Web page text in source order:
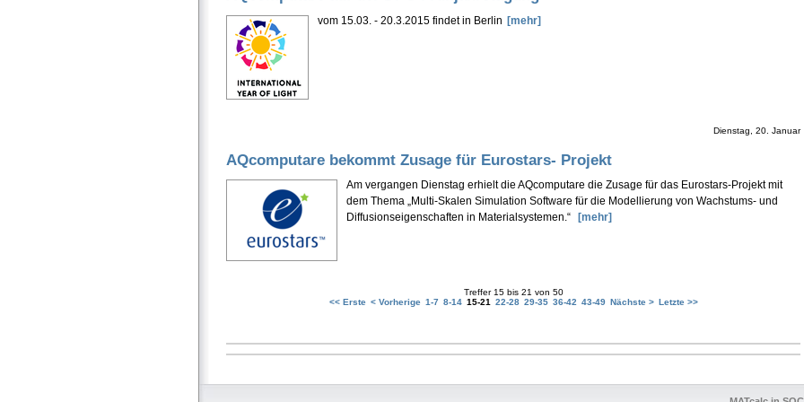
vom 15.03. - 20.3.2015 findet in Berlin [mehr]
Dienstag, 20. Januar
AQcomputare bekommt Zusage für Eurostars- Projekt
Am vergangen Dienstag erhielt die AQcomputare die Zusage für das Eurostars-Projekt mit
dem Thema „Multi-Skalen Simulation Software für die Modellierung von Wachstums- und
Diffusionseigenschaften in Materialsystemen.“
[mehr]
Treffer 15 bis 21 von 50
<< Erste < Vorherige 1-7 8-14 15-21 22-28 29-35 36-42 43-49 Nächste > Letzte >>